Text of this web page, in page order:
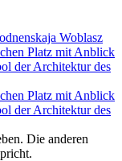
Woblasz
Platz mit Anblick
der Architektur des
Platz mit Anblick
der Architektur des
Die anderen